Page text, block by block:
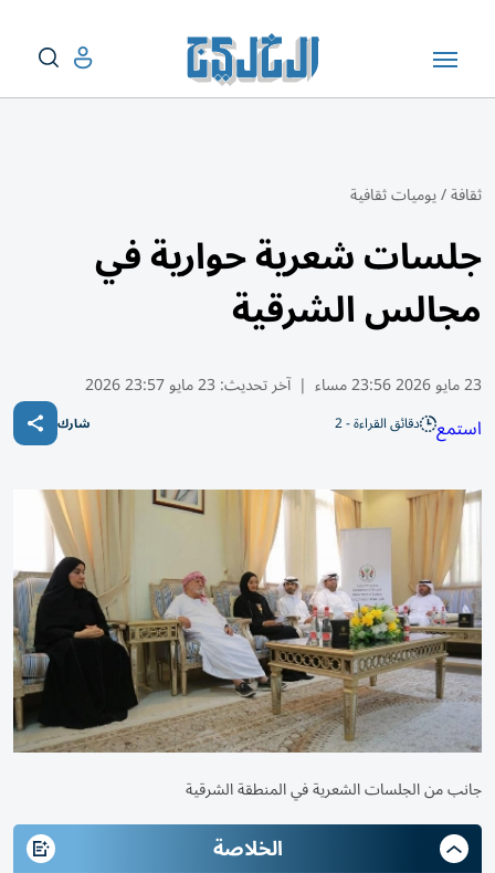
ثقافة/يوميات ثقافية
جلسات شعرية حوارية في
مجالس الشرقية
23 مايو 2026 23:56 مساء | آخر تحديث: 23 مايو 23:57 2026
استمع دقائق القراءة - 2 شارك
جانب من الجلسات الشعرية في المنطقة الشرقية
الخلاصة